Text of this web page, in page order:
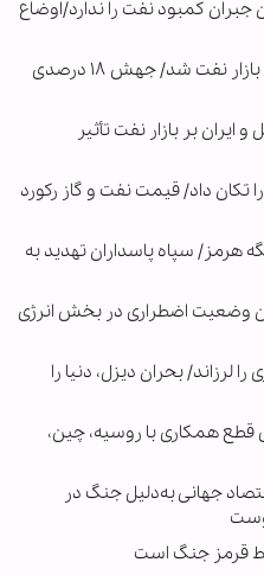
جبران کمبود نفت را ندارد/اوضاع
تنگه هرمز دوباره کانون نگرانی بازار نفت شد/ جهش ۱۸ درصدی
ایران بر بازار نفت تأثیر
تکان داد/ قیمت نفت و گاز رکورد
هرمز/ سپاه پاسداران تهدید به
وضعیت اضطراری در بخش انرژی
لرزاند/ بحران دیزل، دنیا را
قطع همکاری با روسیه، چین،
جهانی به‌دلیل جنگ در
خط قرمز جنگ است